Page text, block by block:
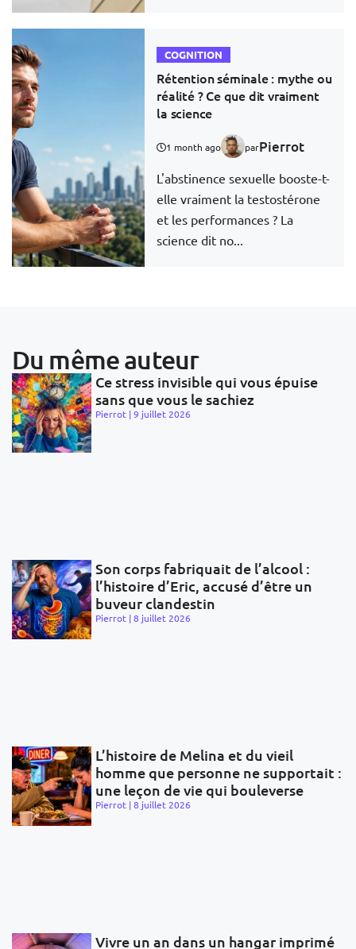
COGNITION
Rétention séminale : mythe ou
réalité ? Ce que dit vraiment
la science
1 month ago parPierrot
L'abstinence sexuelle booste-t-
elle vraiment la testostérone
et les performances ? La
science dit no...
Du même auteur
Ce stress invisible qui vous épuise
sans que vous le sachiez
Pierrot 9 juillet 2026
Son corps fabriquait de l’alcool :
l’histoire d’Eric, accusé d’être un
buveur clandestin
Pierrot 8 juillet 2026
L’histoire de Melina et du vieil
homme que personne ne supportait :
une leçon de vie qui bouleverse
Pierrot 8 juillet 2026
Vivre un an dans un hangar imprimé